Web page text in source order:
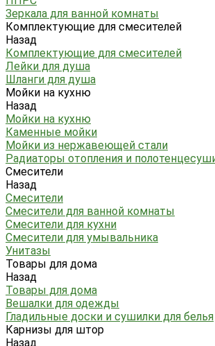
Зеркала для ванной комнаты
Комплектующие для смесителей
Назад
Комплектующие для смесителей
Лейки для душа
Шланги для душа
Мойки на кухню
Назад
Мойки на кухню
Каменные мойки
Мойки из нержавеющей стали
Радиаторы отопления и
Смесители
Назад
Смесители
Смесители для ванной комнаты
Смесители для кухни
Смесители для умывальника
Унитазы
Товары для дома
Назад
Товары для дома
Вешалки для одежды
Гладильные доски и сушилки для белья
Карнизы для штор
Назад